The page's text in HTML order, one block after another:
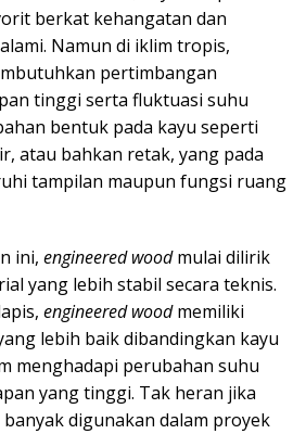
berkat kehangatan dan
Namun di iklim tropis,
pertimbangan
tinggi serta fluktuasi suhu
bentuk pada kayu seperti
atau bahkan retak, yang pada
tampilan maupun fungsi ruang
ini, engineered woodmulai dilirik
yang lebih stabil secara teknis.
engineered woodmemiliki
lebih baik dibandingkan kayu
menghadapi perubahan suhu
yang tinggi. Tak heran jika
digunakan dalam proyek